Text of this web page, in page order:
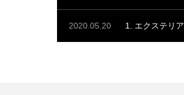
2020.05.20 1. エクステリア